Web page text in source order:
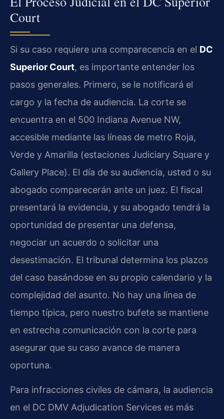
Court
Si su caso requiere una comparecencia en el DC
Superior Court, es importante entender los
pasos generales. Primero, se le notificará el
cargo y la fecha de audiencia. La corte se
encuentra en el 500 Indiana Avenue NW,
accesible mediante las líneas de metro Roja,
Verde y Amarilla (estaciones Judiciary Square y
Gallery Place). El día de su audiencia, usted o su
abogado comparecerán ante un juez. El fiscal
presentará la evidencia, y su abogado tendrá la
oportunidad de presentar una defensa,
negociar un acuerdo o solicitar una
desestimación. El tribunal determina los plazos
del caso basándose en su propio calendario y la
complejidad del asunto. No hay una línea de
tiempo típica, pero nuestro bufete se mantiene
en estrecha comunicación con la corte para
asegurar que su caso avance de manera
oportuna.
Para infracciones civiles de cámara, la audiencia
en el DC DMV Adjudication Services es más